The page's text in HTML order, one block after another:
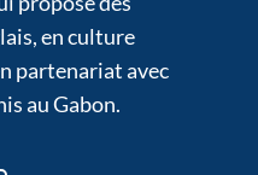
en culture
partenariat avec
au Gabon.